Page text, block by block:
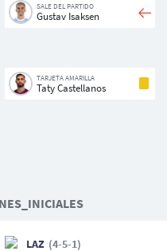
TARJETA AMARILLA
Taty Castellanos
SALE DEL PARTIDO
Gustav Isaksen
LAZ (4-5-1)